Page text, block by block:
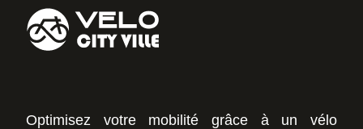
Optimisez votre mobilité grâce à un vélo